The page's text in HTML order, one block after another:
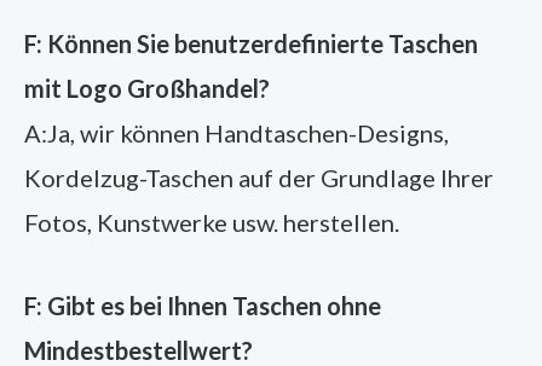
F: Können Sie benutzerdefinierte Taschen
mit Logo Großhandel?
A:Ja, wir können Handtaschen-Designs,
Kordelzug-Taschen auf der Grundlage Ihrer
Fotos, Kunstwerke usw. herstellen.
F: Gibt es bei Ihnen Taschen ohne
Mindestbestellwert?